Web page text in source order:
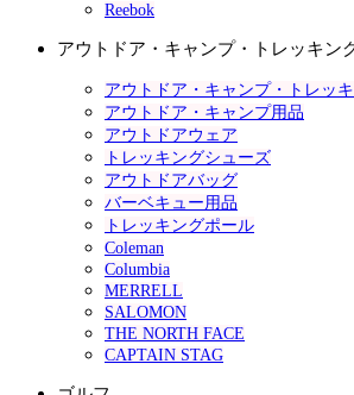
Reebok
アウトドア・キャンプ・トレッキン
アウトドア・キャンプ・トレッ
アウトドア・キャンプ用品
アウトドアウェア
トレッキングシューズ
アウトドアバッグ
バーベキュー用品
トレッキングポール
Coleman
Columbia
MERRELL
SALOMON
THE NORTH FACE
CAPTAIN STAG